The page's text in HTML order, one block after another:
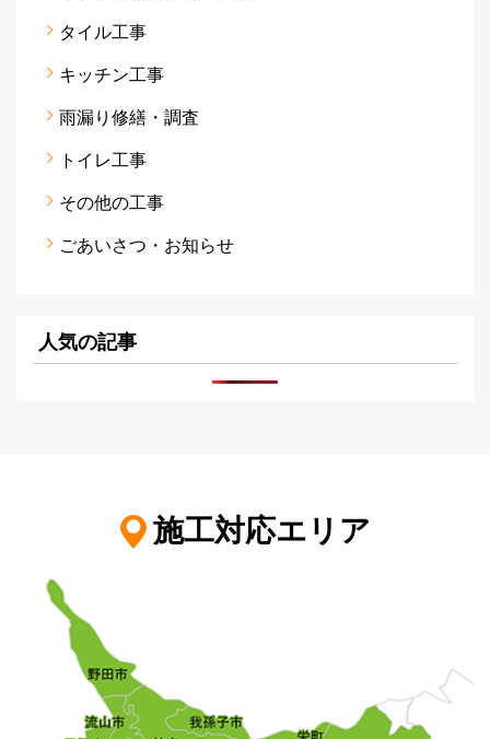
タイル工事
キッチン工事
雨漏り修繕・調査
トイレ工事
その他の工事
ごあいさつ・お知らせ
人気の記事
施工対応エリア